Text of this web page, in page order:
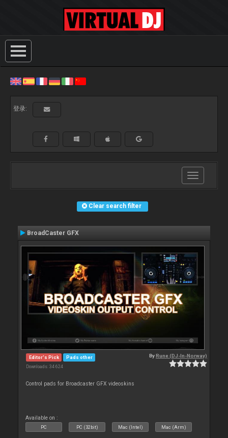
登录:
Toggle
navigation
Clear search filter
BroadCaster GFX
Editor's Pick Pads other
Downloads: 34 624
ByRune (DJ-In-Norway)
Control pads for Broadcaster GFX videoskins
Available on :
PC PC (32bit) Mac (Intel) Mac (Arm)